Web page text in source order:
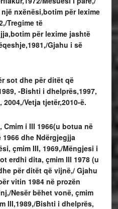
nxënësi,botim për lexime
Tregime të
për lexime jashtë
Gjahu i së
sot dhe për ditët që
-Bishti i dhelprës,1997,
Vetja tjetër,2010-ë.
Cmim i III 1966(u botua në
dhe Ndërgjegjja
çmim III, 1969,/Mëngjesi i
erdhi dita, çmim III 1978 (u
për ditët që vijnë,/ Gjahu
vitin 1984 në prozën
Nesër bëhet vonë, çmim
III,1989,/Bishti i dhelprës,